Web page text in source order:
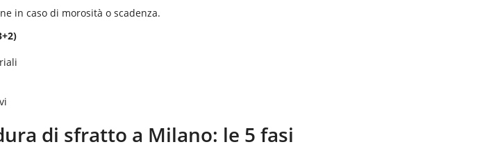
in caso di morosità o scadenza.
di sfratto a Milano: le 5 fasi